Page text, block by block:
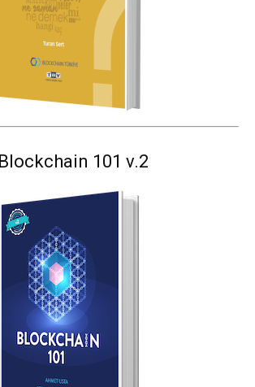
Blockchain 101 v.2